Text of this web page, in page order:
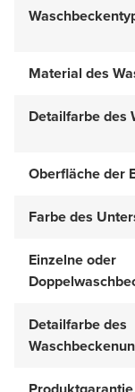
Material des
Detailfarbe des
Oberfläche der
Farbe des
Einzelne oder
Detailfarbe des